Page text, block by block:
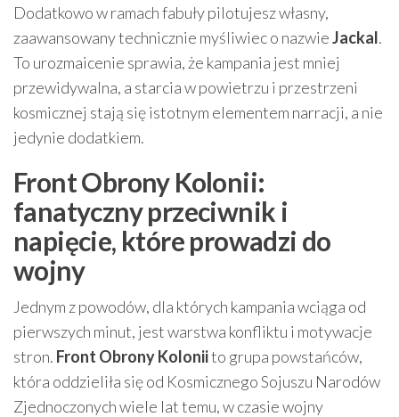
Dodatkowo w ramach fabuły pilotujesz własny,
zaawansowany technicznie myśliwiec o nazwieJackal.
To urozmaicenie sprawia, że kampania jest mniej
przewidywalna, a starcia w powietrzu i przestrzeni
kosmicznej stają się istotnym elementem narracji, a nie
jedynie dodatkiem.
Front Obrony Kolonii:
fanatyczny przeciwnik i
napięcie, które prowadzi do
wojny
Jednym z powodów, dla których kampania wciąga od
pierwszych minut, jest warstwa konfliktu i motywacje
stron. Front Obrony Koloniito grupa powstańców,
która oddzieliła się od Kosmicznego Sojuszu Narodów
Zjednoczonych wiele lat temu, w czasie wojny